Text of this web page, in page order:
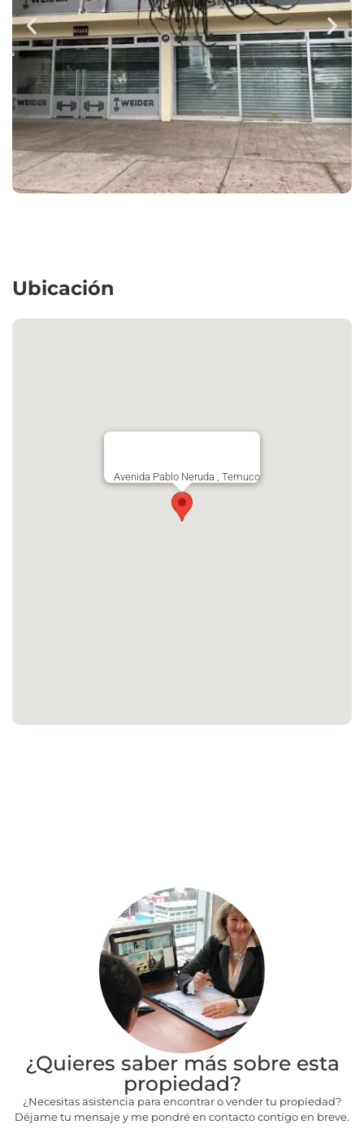
Ubicación
Avenida Pablo Neruda , Temuco
¿Quieres saber más sobre esta
propiedad?
¿Necesitas asistencia para encontrar o vender tu propiedad?
Déjame tu mensaje y me pondré en contacto contigo en breve.